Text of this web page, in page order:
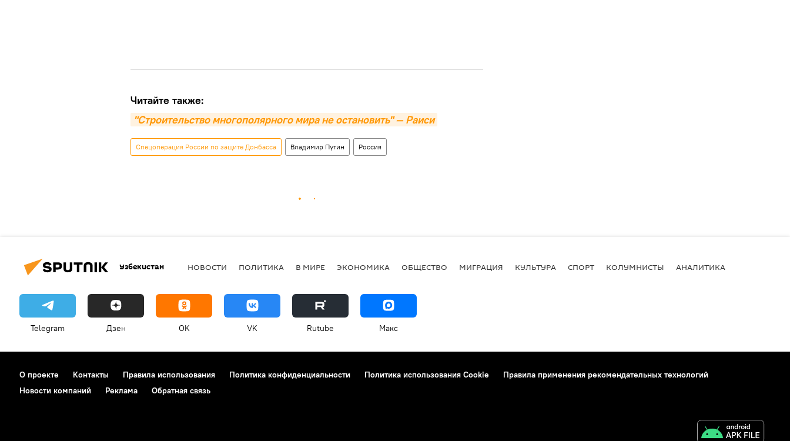
Читайте также:
"Строительство многополярного мира не остановить" — Раиси
Спецоперация России по защите Донбасса Владимир Путин Россия
Узбекистан НОВОСТИ ПОЛИТИКА В МИРЕ ЭКОНОМИКА ОБЩЕСТВО МИГРАЦИЯ КУЛЬТУРА СПОРТ КОЛУМНИСТЫ АНАЛИТИКА
Telegram Дзен OK VK Rutube Макс
О проекте Контакты Правила использования Политика конфиденциальности Политика использования Cookie
Правила применения рекомендательных технологий
Новости компаний
Реклама Обратная связь